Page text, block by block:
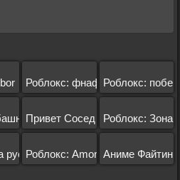
Роблокс: фнаф тайкун
Роблокс:
из ада
Привет Сосед 1Роблокс: Зона
русскомРоблокс: Among Us
Аниме